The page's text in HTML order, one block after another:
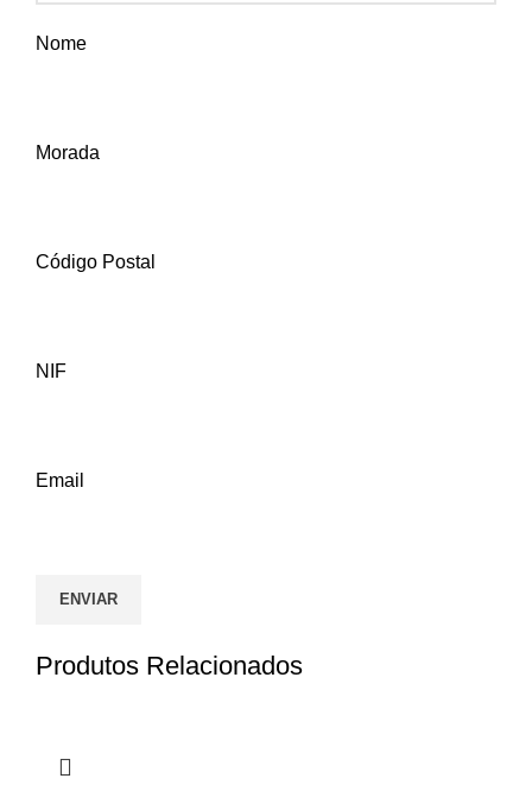
Nome
Morada
Código Postal
NIF
Email
Produtos Relacionados